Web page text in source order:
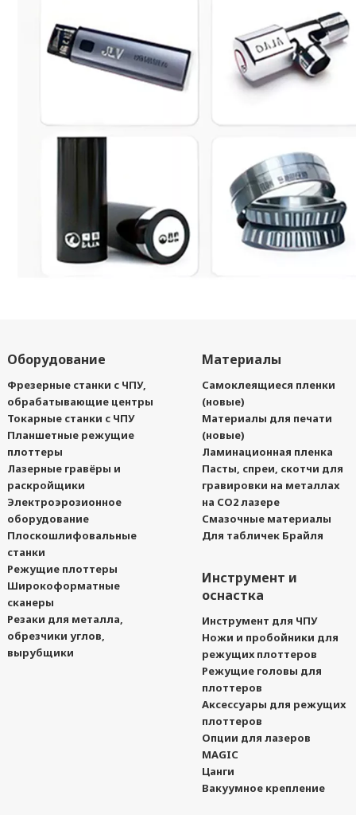
Оборудование
Фрезерные станки с ЧПУ,
обрабатывающие центры
Токарные станки с ЧПУ
Планшетные режущие
плоттеры
Лазерные гравёры и
раскройщики
Электроэрозионное
оборудование
Плоскошлифовальные
станки
Режущие плоттеры
Широкоформатные
сканеры
Резаки для металла,
обрезчики углов,
вырубщики
Материалы
Самоклеящиеся пленки
(новые)
Материалы для печати
(новые)
Ламинационная пленка
Пасты, спреи, скотчи для
гравировки на металлах
на CO2 лазере
Смазочные материалы
Для табличек Брайля
Инструмент и
оснастка
Инструмент для ЧПУ
Ножи и пробойники для
режущих плоттеров
Режущие головы для
плоттеров
Аксессуары для режущих
плоттеров
Опции для лазеров
MAGIC
Цанги
Вакуумное крепление